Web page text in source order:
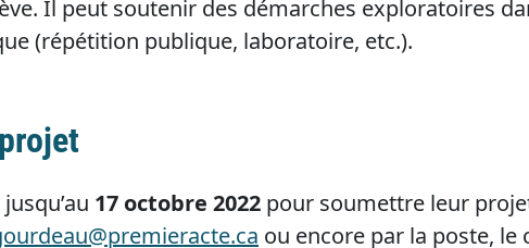
Il peut soutenir des démarches exploratoires
(répétition publique, laboratoire, etc.).
17 octobre 2022 pour soumettre leur
ou encore par la poste, le